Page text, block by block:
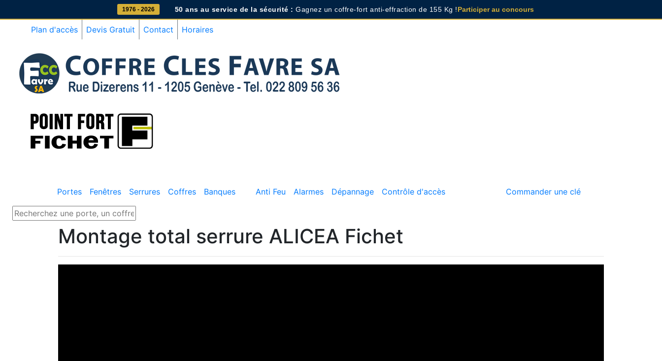
1976 - 2026 50 ans au service de la sécurité : Gagnez un coffre-fort anti-effraction de 155 Kg !Participer au concours
Plan d'accès Devis Gratuit Contact Horaires
Portes Fenêtres Serrures Coffres Banques Anti Feu Alarmes Dépannage Contrôle d'accès Commander une clé
Montage total serrure ALICEA Fichet